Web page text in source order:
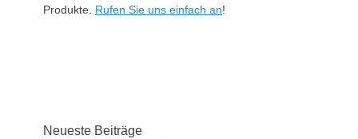
Produkte. Rufen Sie uns einfach an!
Neueste Beiträge